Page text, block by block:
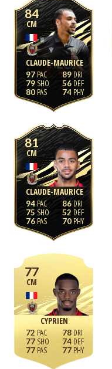
84
CM
CLAUDE-MAURICE
97
79
80
89
56
74
81
CM
CLAUDE-MAURICE
94
75
76
86
52
70
77
CM
CYPRIEN
72
77
77
78
74
77